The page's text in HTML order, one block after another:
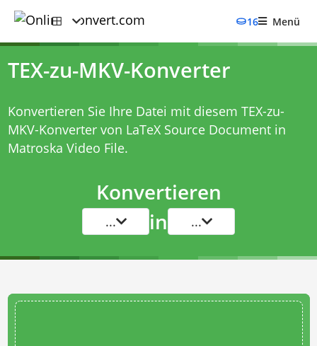
16 Menü
TEX-zu-MKV-Konverter
Konvertieren Sie Ihre Datei mit diesem TEX-zu-
MKV-Konvertervon LaTeX Source Document in
Matroska Video File.
Konvertieren
... in ...